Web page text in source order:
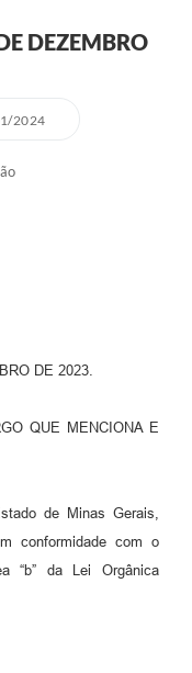
DEZEMBRO
2024
DE 2023.
QUE MENCIONA E
de Minas Gerais,
conformidade com o
“b” da Lei Orgânica